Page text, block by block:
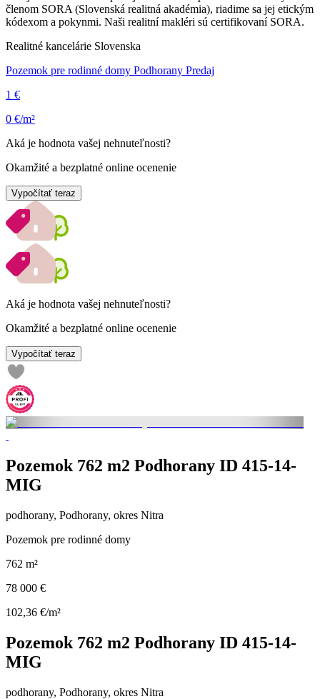
členom SORA (Slovenská realitná akadémia), riadime sa jej etickým
kódexom a pokynmi. Naši realitní makléri sú certifikovaní SORA.
Realitné kancelárie Slovenska
Pozemok pre rodinné domy Podhorany Predaj
1 €
0 €/m²
Aká je hodnota vašej nehnuteľnosti?
Okamžité a bezplatné online ocenenie
Vypočítať teraz
Aká je hodnota vašej nehnuteľnosti?
Okamžité a bezplatné online ocenenie
Vypočítať teraz
Pozemok 762 m2 Podhorany ID 415-14-
MIG
podhorany, Podhorany, okres Nitra
Pozemok pre rodinné domy
762 m²
78 000 €
102,36 €/m²
Pozemok 762 m2 Podhorany ID 415-14-
MIG
podhorany, Podhorany, okres Nitra